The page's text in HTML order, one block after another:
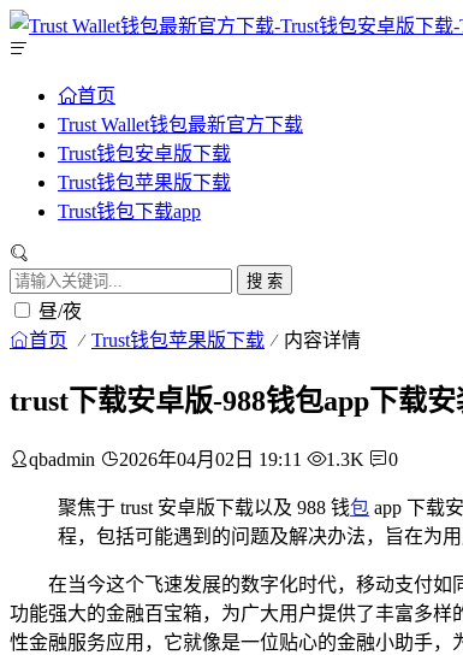
首页
Trust Wallet钱包最新官方下载
Trust钱包安卓版下载
Trust钱包苹果版下载
Trust钱包下载app
搜 索
昼/夜
首页 Trust钱包苹果版下载 内容详情
trust下载安卓版-988钱包app下载
qbadmin 2026年04月02日 19:11 1.3K 0
聚焦于 trust 安卓版下载以及 988 钱包 app 下载
程，包括可能遇到的问题及解决办法，旨在为
在当今这个飞速发展的数字化时代，移动支付
功能强大的金融百宝箱，为广大用户提供了丰富多样
性金融服务应用，它就像是一位贴心的金融小助手